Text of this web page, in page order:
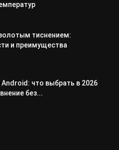
тиснением:
и преимущества
Android: что выбрать в 2026
без...